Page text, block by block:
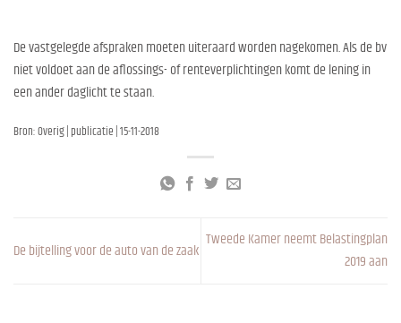
De vastgelegde afspraken moeten uiteraard worden nagekomen. Als de bv
niet voldoet aan de aflossings- of renteverplichtingen komt de lening in
een ander daglicht te staan.
Bron: Overig | publicatie | 15-11-2018
De bijtelling voor de auto van de zaak Tweede Kamer neemt Belastingplan
2019 aan